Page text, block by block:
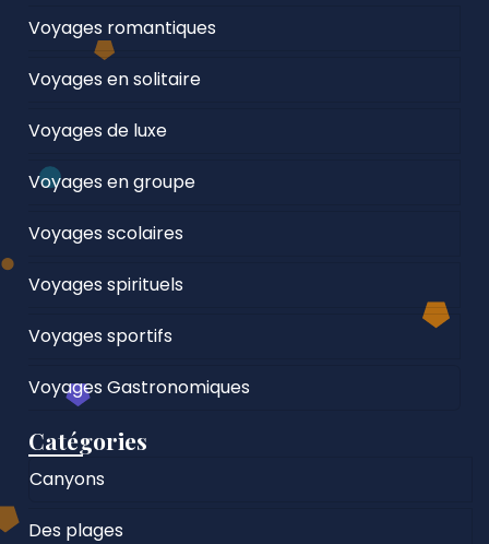
Voyages romantiques
Voyages en solitaire
Voyages de luxe
Voyages en groupe
Voyages scolaires
Voyages spirituels
Voyages sportifs
Voyages Gastronomiques
Catégories
Canyons
Des plages